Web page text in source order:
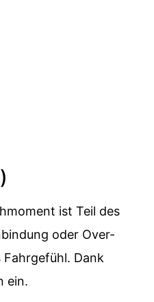
ist Teil des
oder Over-
Dank
ein.